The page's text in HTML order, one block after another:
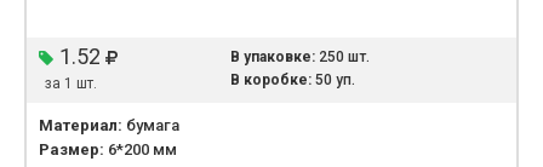
1.52
за 1 шт.
В упаковке:250 шт.
В коробке:50 уп.
Материал: бумага
Размер: 6*200 мм